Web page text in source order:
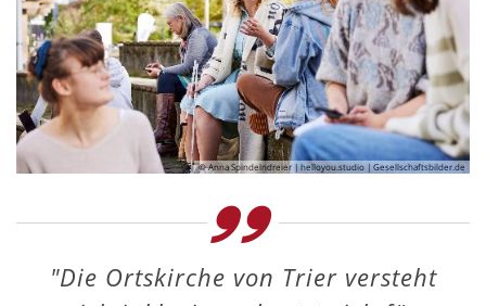
© Anna Spindelndreier | helloyou.studio | Gesellschaftsbilder.de
"Die Ortskirche von Trier versteht